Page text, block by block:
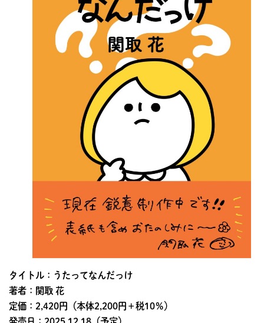
タイトル：うたってなんだっけ
著者：関取 花
定価：2,420円（本体2,200円＋税10％）